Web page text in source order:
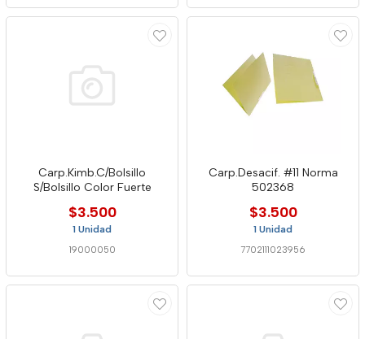
Carp.Kimb.C/Bolsillo
S/Bolsillo Color Fuerte
$3.500
1 Unidad
19000050
Carp.Desacif. #11 Norma
502368
$3.500
1 Unidad
7702111023956